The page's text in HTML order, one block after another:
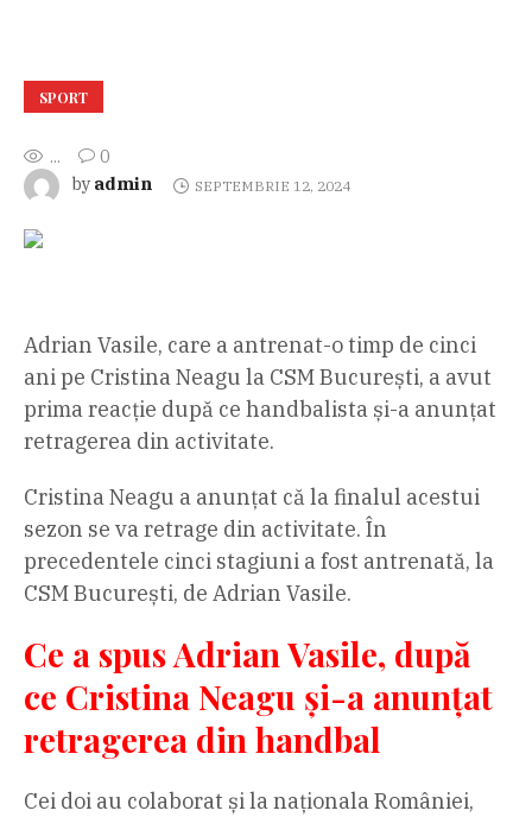
SPORT
...
0
by admin SEPTEMBRIE 12, 2024
Adrian Vasile, care a antrenat-o timp de cinci
ani pe Cristina Neagu la CSM București, a avut
prima reacție după ce handbalista și-a anunțat
retragerea din activitate.
Cristina Neagu a anunțat că la finalul acestui
sezon se va retrage din activitate. În
precedentele cinci stagiuni a fost antrenată, la
CSM București, de Adrian Vasile.
Ce a spus Adrian Vasile, după
ce Cristina Neagu și-a anunțat
retragerea din handbal
Cei doi au colaborat și la naționala României,